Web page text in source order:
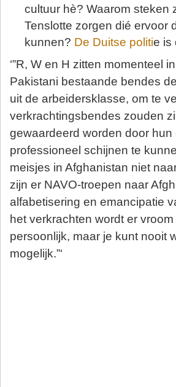
cultuur hè? Waarom steken
Tenslotte zorgen dié ervoor
kunnen? De Duitse politie is
‘”R, W en H zitten momenteel
Pakistani bestaande bendes
uit de arbeidersklasse, om te
verkrachtingsbendes zouden
gewaardeerd worden door
professioneel schijnen te
meisjes in Afghanistan niet
zijn er NAVO-troepen naar
alfabetisering en emancipatie
het verkrachten wordt er
persoonlijk, maar je kunt nooit
mogelijk.”‘